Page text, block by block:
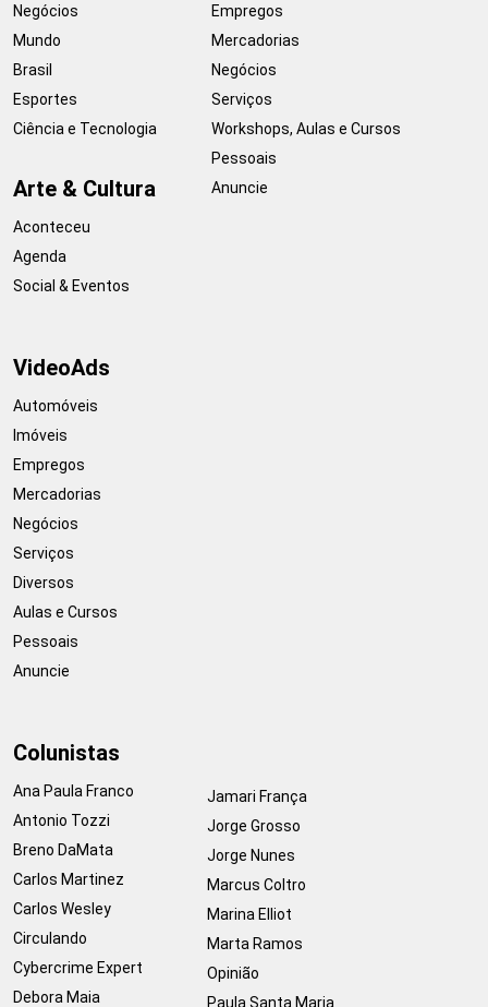
Negócios
Mundo
Brasil
Esportes
Ciência e Tecnologia
Arte & Cultura
Aconteceu
Agenda
Social & Eventos
Empregos
Mercadorias
Negócios
Serviços
Workshops, Aulas e Cursos
Pessoais
Anuncie
VideoAds
Automóveis
Imóveis
Empregos
Mercadorias
Negócios
Serviços
Diversos
Aulas e Cursos
Pessoais
Anuncie
Colunistas
Ana Paula Franco
Antonio Tozzi
Breno DaMata
Carlos Martinez
Carlos Wesley
Circulando
Cybercrime Expert
Debora Maia
Jamari França
Jorge Grosso
Jorge Nunes
Marcus Coltro
Marina Elliot
Marta Ramos
Opinião
Paula Santa Maria